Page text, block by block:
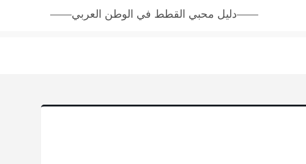
دليل محبي القطط في الوطن العربي